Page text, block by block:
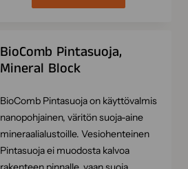
BioComb Pintasuoja,
Mineral Block
BioComb Pintasuoja on käyttövalmis
nanopohjainen, väritön suoja-aine
mineraalialustoille. Vesiohenteinen
Pintasuoja ei muodosta kalvoa